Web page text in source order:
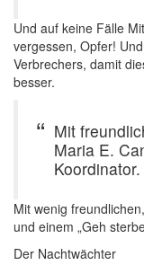
Und auf keine Fälle
vergessen, Opfer!
Verbrechers, damit
besser.
Mit
Maria E.
Koordinator.
Mit wenig freundlichen,
und einem „Geh
Der Nachtwächter